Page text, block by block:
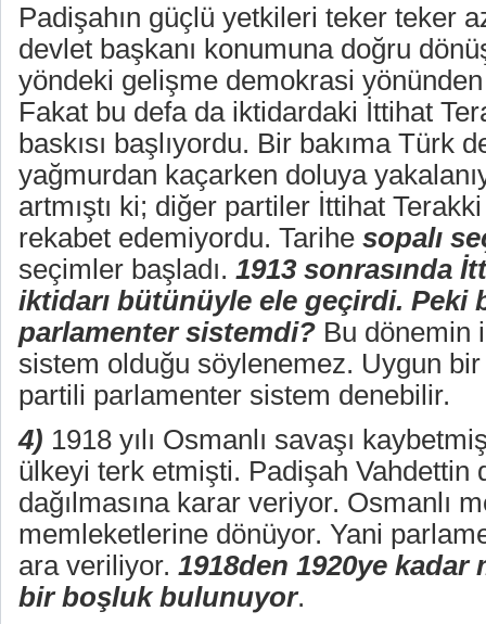
Padişahın güçlü yetkileri teker teker
devlet başkanı konumuna doğru
yöndeki gelişme demokrasi
Fakat bu defa da iktidardaki İttihat
baskısı başlıyordu. Bir bakıma Türk
yağmurdan kaçarken doluya
artmıştı ki; diğer partiler İttihat
rekabet edemiyordu. Tarihe sopalı
seçimler başladı. 1913 sonrasında
iktidarı bütünüyle ele geçirdi. Peki
parlamenter sistemdi? Bu dönemin
sistem olduğu söylenemez. Uygun
partili parlamenter sistem denebilir.
4) 1918 yılı Osmanlı savaşı
ülkeyi terk etmişti. Padişah Vahdettin
dağılmasına karar veriyor. Osmanlı
memleketlerine dönüyor. Yani
ara veriliyor. 1918den 1920ye
bir boşluk bulunuyor.